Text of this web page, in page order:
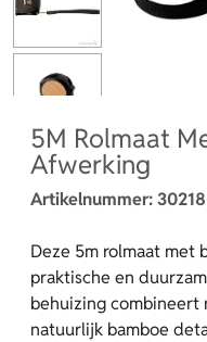
5M Rolmaat
Afwerking
Artikelnummer:30218
Deze 5m rolmaat met
praktische en
behuizing combineert
natuurlijk bamboe